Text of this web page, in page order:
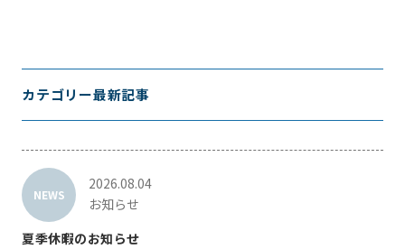
カテゴリー最新記事
NEWS
2026.08.04
お知らせ
夏季休暇のお知らせ